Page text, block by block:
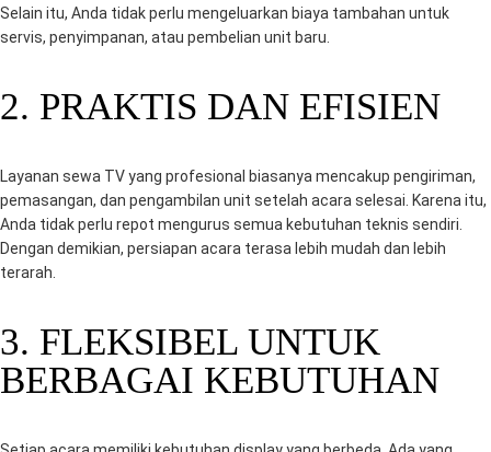
Selain itu, Anda tidak perlu mengeluarkan biaya tambahan untuk
servis, penyimpanan, atau pembelian unit baru.
2. PRAKTIS DAN EFISIEN
Layanan sewa TV yang profesional biasanya mencakup pengiriman,
pemasangan, dan pengambilan unit setelah acara selesai. Karena itu,
Anda tidak perlu repot mengurus semua kebutuhan teknis sendiri.
Dengan demikian, persiapan acara terasa lebih mudah dan lebih
terarah.
3. FLEKSIBEL UNTUK
BERBAGAI KEBUTUHAN